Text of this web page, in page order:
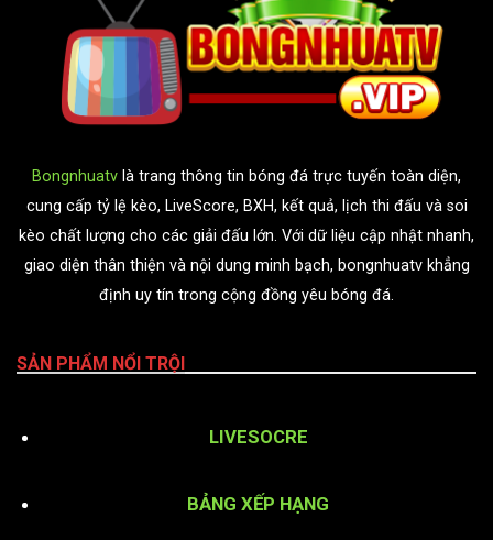
Bongnhuatv là trang thông tin bóng đá trực tuyến toàn diện,
cung cấp tỷ lệ kèo, LiveScore, BXH, kết quả, lịch thi đấu và soi
kèo chất lượng cho các giải đấu lớn. Với dữ liệu cập nhật nhanh,
giao diện thân thiện và nội dung minh bạch, bongnhuatv khẳng
định uy tín trong cộng đồng yêu bóng đá.
SẢN PHẨM NỔI TRỘI
LIVESOCRE
BẢNG XẾP HẠNG